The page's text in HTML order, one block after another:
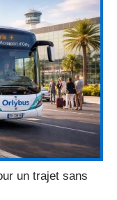
un trajet sans